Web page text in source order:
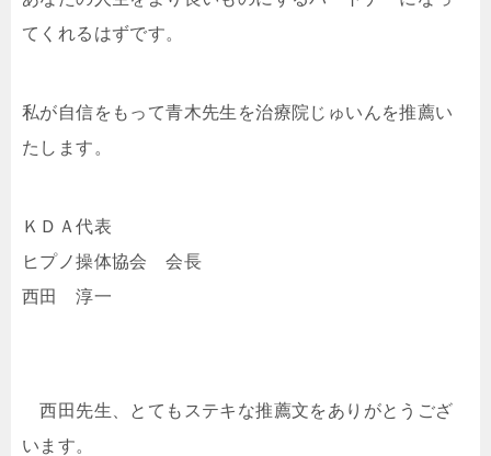
てくれるはずです。
私が自信をもって青木先生を治療院じゅいんを推薦い
たします。
ＫＤＡ代表
ヒプノ操体協会 会長
西田 淳一
西田先生、とてもステキな推薦文をありがとうござ
います。